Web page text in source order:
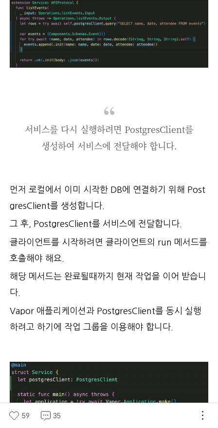
서비스를 다시 실행하려면 PostgresClient를
생성하여 서비스에 전달해야 합니다.
먼저 로컬에서 이미 시작한 DB에 연결하기 위해 Post
gresClient를 생성합니다.
그 후, PostgresClient를 서비스에 전달합니다.
클라이언트를 시작하려면 클라이언트의 run 메서드를
호출해야 해요.
해당 메서드는 완료될때까지 현재 작업을 이어 받습니
다.
Vapor 애플리케이션과 PostgresClient를 동시 실행
하려고 하기에 작업 그룹을 이용해야 합니다.
59 35